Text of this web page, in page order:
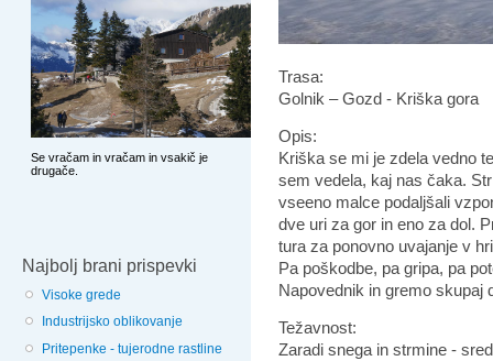
Najbolj brani prispevki
Visoke grede
Industrijsko oblikovanje
Pritepenke - tujerodne rastline
Trasa:
Golnik – Gozd - Kriška gora
Opis:
Kriška se mi je zdela vedno
sem vedela, kaj nas čaka.
vseeno malce podaljšali
dve uri za gor in eno za dol.
tura za ponovno uvajanje v
Pa poškodbe, pa gripa, pa
Napovednik in gremo skupaj
Težavnost:
Zaradi snega in strmine -